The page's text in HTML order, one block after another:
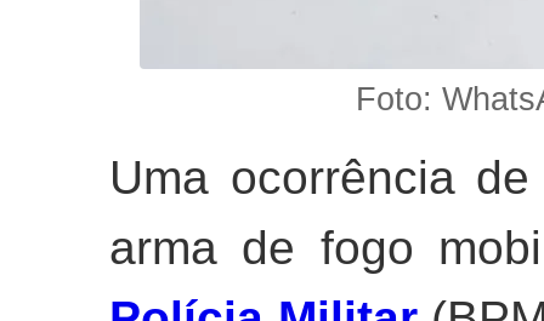
Foto:
Uma ocorrência
arma de fogo